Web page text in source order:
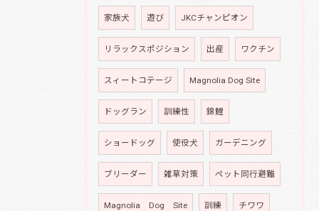
家族犬 遊び JKCチャンピオン
リラックスポジション 出産 ワクチン
スィートコテージ Magnolia Dog Site
ドッグラン 訓練性 錦鯉
ショードッグ 使役犬 ガーデニング
ブリーダー 雑草対策 ペット同行避難
Magnolia Dog Site 訓練 チワワ